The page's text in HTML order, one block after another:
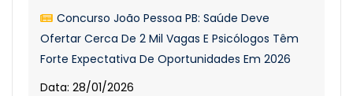
Concurso João Pessoa PB: Saúde Deve
Ofertar Cerca De 2 Mil Vagas E Psicólogos Têm
Forte Expectativa De Oportunidades Em 2026
Data: 28/01/2026